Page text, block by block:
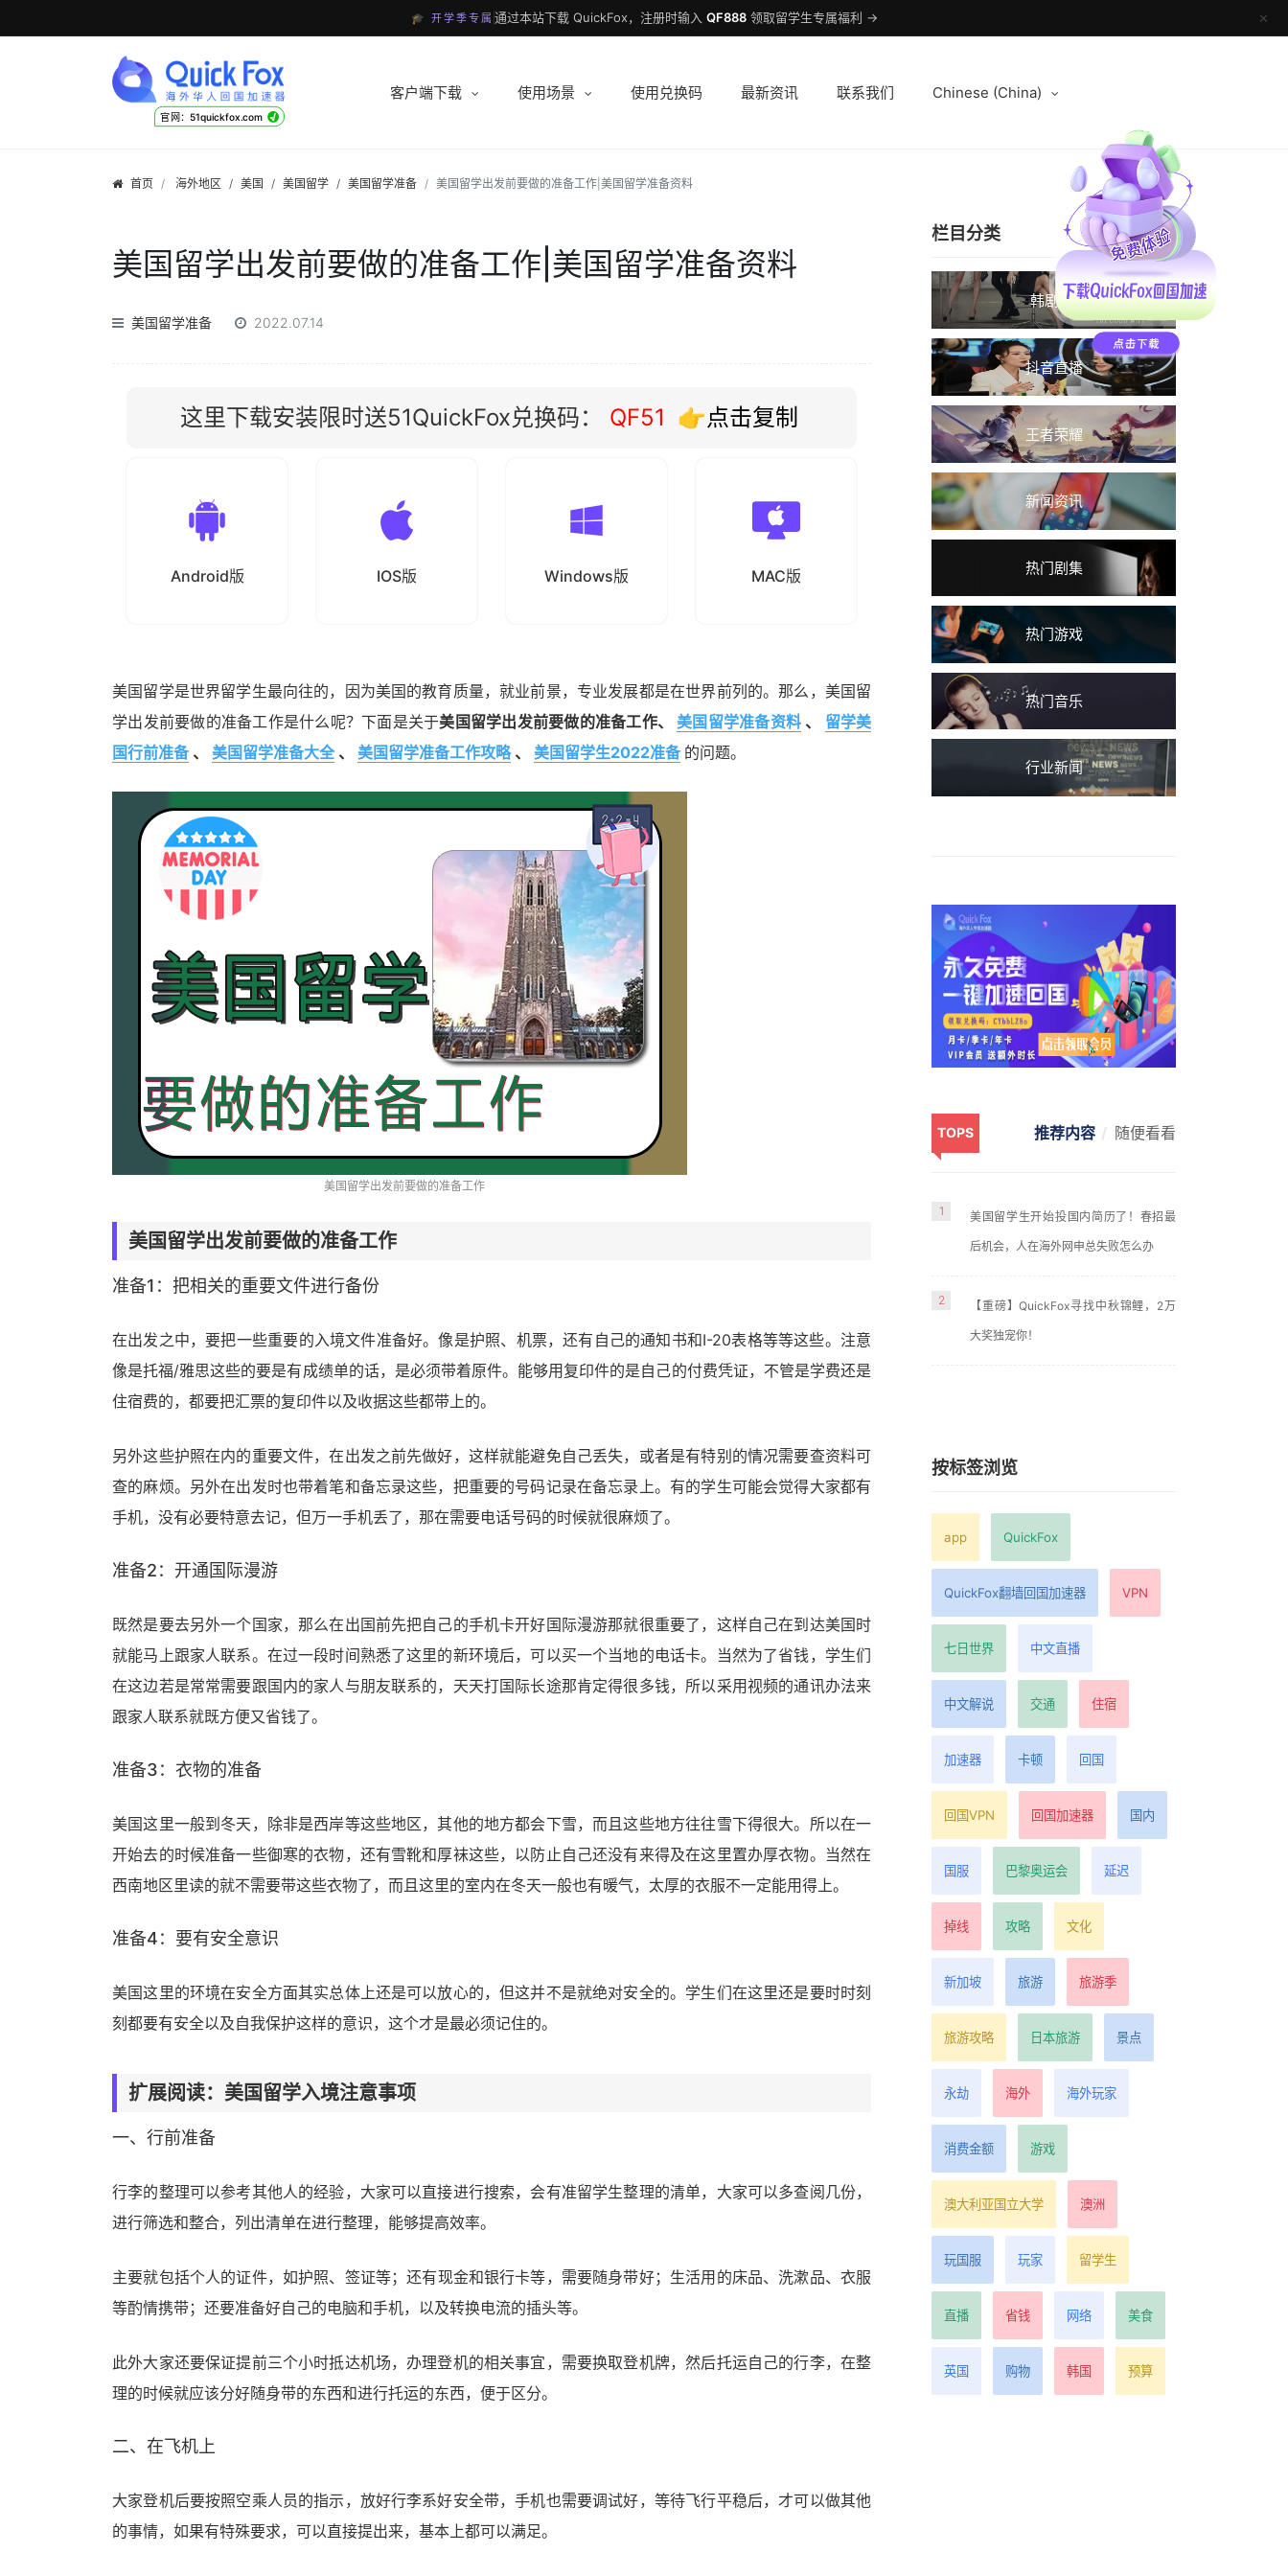
🎓 开学季专属 通过本站下载 QuickFox，注册时输入 QF888领取留学生专属福利 → ✕
官网：51quickfox.com √
客户端下载 使用场景 使用兑换码 最新资讯 联系我们 Chinese (China)
首页 海外地区 / 美国 / 美国留学 / 美国留学准备 美国留学出发前要做的准备工作|美国留学准备资料
美国留学出发前要做的准备工作|美国留学准备资料
美国留学准备 2022.07.14
这里下载安装限时送51QuickFox兑换码： QF51 👉点击复制
Android版 IOS版 Windows版 MAC版
美国留学是世界留学生最向往的，因为美国的教育质量，就业前景，专业发展都是在世界前列的。那么，美国留
学出发前要做的准备工作是什么呢？下面是关于美国留学出发前要做的准备工作、 美国留学准备资料 、
留学美
国行前准备 、 美国留学准备大全 、 美国留学准备工作攻略 、 美国留学生2022准备 的问题。
美国留学出发前要做的准备工作
美国留学出发前要做的准备工作
准备1：把相关的重要文件进行备份
在出发之中，要把一些重要的入境文件准备好。像是护照、机票，还有自己的通知书和I-20表格等等这些。注意
像是托福/雅思这些的要是有成绩单的话，是必须带着原件。能够用复印件的是自己的付费凭证，不管是学费还是
住宿费的，都要把汇票的复印件以及收据这些都带上的。
另外这些护照在内的重要文件，在出发之前先做好，这样就能避免自己丢失，或者是有特别的情况需要查资料可
查的麻烦。另外在出发时也带着笔和备忘录这些，把重要的号码记录在备忘录上。有的学生可能会觉得大家都有
手机，没有必要特意去记，但万一手机丢了，那在需要电话号码的时候就很麻烦了。
准备2：开通国际漫游
既然是要去另外一个国家，那么在出国前先把自己的手机卡开好国际漫游那就很重要了，这样自己在到达美国时
就能马上跟家人联系。在过一段时间熟悉了这里的新环境后，可以买一个当地的电话卡。当然为了省钱，学生们
在这边若是常常需要跟国内的家人与朋友联系的，天天打国际长途那肯定得很多钱，所以采用视频的通讯办法来
跟家人联系就既方便又省钱了。
准备3：衣物的准备
美国这里一般到冬天，除非是西岸等这些地区，其他的地方都会下雪，而且这些地方往往雪下得很大。所以在一
开始去的时候准备一些御寒的衣物，还有雪靴和厚袜这些，以防止自己还没有来得及在这里置办厚衣物。当然在
西南地区里读的就不需要带这些衣物了，而且这里的室内在冬天一般也有暖气，太厚的衣服不一定能用得上。
准备4：要有安全意识
美国这里的环境在安全方面其实总体上还是可以放心的，但这并不是就绝对安全的。学生们在这里还是要时时刻
刻都要有安全以及自我保护这样的意识，这个才是最必须记住的。
扩展阅读：美国留学入境注意事项
一、行前准备
行李的整理可以参考其他人的经验，大家可以直接进行搜索，会有准留学生整理的清单，大家可以多查阅几份，
进行筛选和整合，列出清单在进行整理，能够提高效率。
主要就包括个人的证件，如护照、签证等；还有现金和银行卡等，需要随身带好；生活用的床品、洗漱品、衣服
等酌情携带；还要准备好自己的电脑和手机，以及转换电流的插头等。
此外大家还要保证提前三个小时抵达机场，办理登机的相关事宜，需要换取登机牌，然后托运自己的行李，在整
理的时候就应该分好随身带的东西和进行托运的东西，便于区分。
二、在飞机上
大家登机后要按照空乘人员的指示，放好行李系好安全带，手机也需要调试好，等待飞行平稳后，才可以做其他
的事情，如果有特殊要求，可以直接提出来，基本上都可以满足。
栏目分类
韩剧TV
抖音直播
王者荣耀
新闻资讯
热门剧集
热门游戏
热门音乐
行业新闻
TOPS 推荐内容 随便看看
1 美国留学生开始投国内简历了！春招最
后机会，人在海外网申总失败怎么办
2 【重磅】QuickFox寻找中秋锦鲤，2万
大奖独宠你！
按标签浏览
app QuickFox
QuickFox翻墙回国加速器 VPN
七日世界 中文直播
中文解说 交通 住宿
加速器 卡顿 回国
回国VPN 回国加速器 国内
国服 巴黎奥运会 延迟
掉线 攻略 文化
新加坡 旅游 旅游季
旅游攻略 日本旅游 景点
永劫 海外 海外玩家
消费金额 游戏
澳大利亚国立大学 澳洲
玩国服 玩家 留学生
直播 省钱 网络 美食
英国 购物 韩国 预算